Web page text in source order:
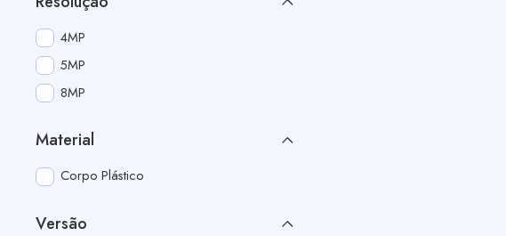
4MP
5MP
8MP
Material
Corpo Plástico
Versão